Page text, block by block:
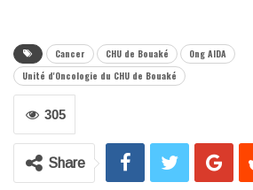
Cancer CHU de Bouaké
Ong AIDA
Unité d'Oncologie du CHU de Bouaké
305
Share